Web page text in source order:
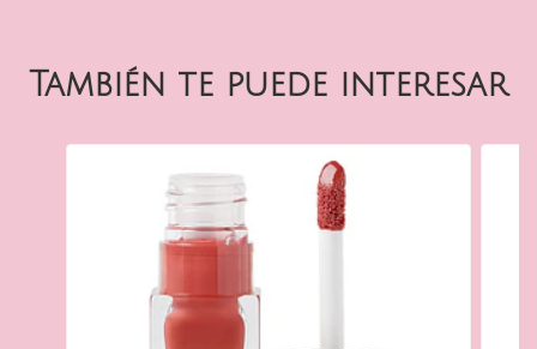
También te puede interesar